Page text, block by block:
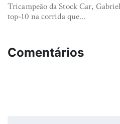
Tricampeão da Stock Car,
top-10 na corrida que...
Comentários